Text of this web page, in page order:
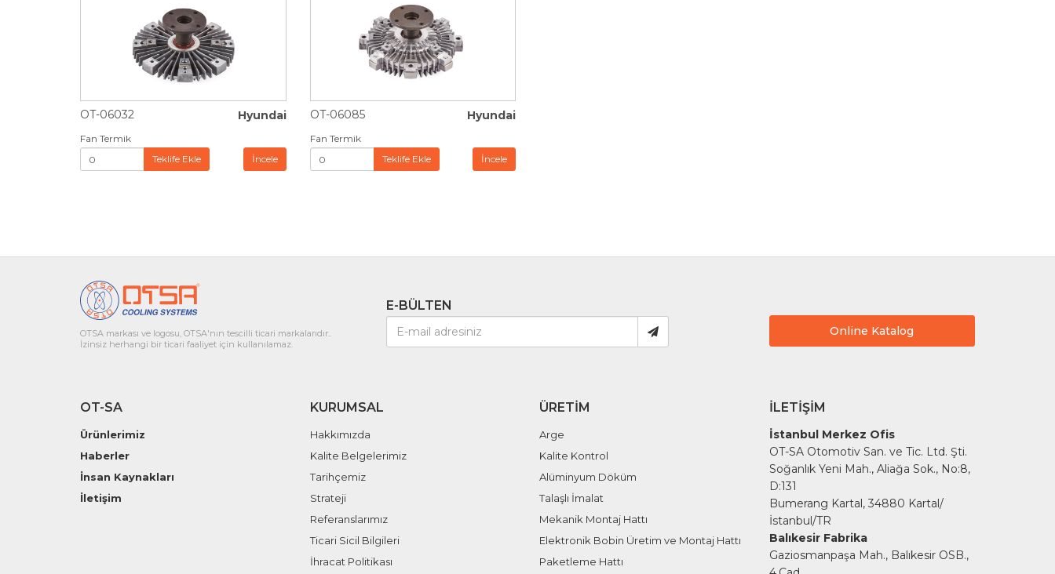
OT-06032 Hyundai
Fan Termik
Teklife Ekle
İncele
OT-06085 Hyundai
Fan Termik
Teklife Ekle
İncele
OTSA markası ve logosu, OTSA'nın tescilli ticari markalarıdır..
İzinsiz herhangi bir ticari faaliyet için kullanılamaz.
E-BÜLTEN
Online Katalog
OT-SA
Ürünlerimiz
Haberler
İnsan Kaynakları
İletişim
KURUMSAL
Hakkımızda
Kalite Belgelerimiz
Tarihçemiz
Strateji
Referanslarımız
Ticari Sicil Bilgileri
İhracat Politikası
ÜRETIM
Arge
Kalite Kontrol
Alüminyum Döküm
Talaşlı İmalat
Mekanik Montaj Hattı
Elektronik Bobin Üretim ve Montaj Hattı
Paketleme Hattı
İLETIŞIM
İstanbul Merkez Ofis
OT-SA Otomotiv San. ve Tic. Ltd. Şti.
Soğanlık Yeni Mah., Aliağa Sok., No:8,
D:131
Bumerang Kartal, 34880 Kartal/
İstanbul/TR
Balıkesir Fabrika
Gaziosmanpaşa Mah., Balıkesir OSB.,